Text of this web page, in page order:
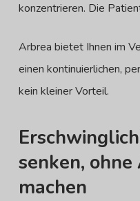
konzentrieren. Die
Arbrea bietet Ihnen im
einen kontinuierlichen,
kein kleiner Vorteil.
senken,
machen